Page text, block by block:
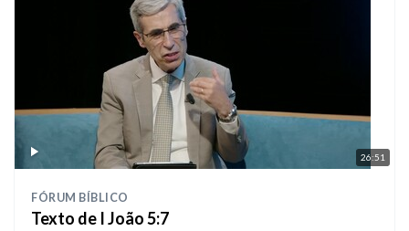
26:51
FÓRUM BÍBLICO
Texto de I João 5:7